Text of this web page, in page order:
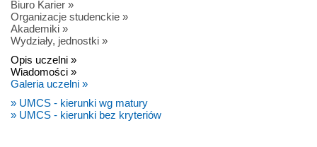
Biuro Karier »
Organizacje studenckie »
Akademiki »
Wydziały, jednostki »
Opis uczelni »
Wiadomości »
Galeria uczelni »
» UMCS - kierunki wg matury
» UMCS - kierunki bez kryteriów